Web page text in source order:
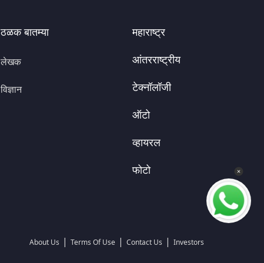
ठळक बातम्या
लेखक
विज्ञान
महाराष्ट्र
आंतरराष्ट्रीय
टेक्नॉलॉजी
ऑटो
व्हायरल
फोटो
About Us | Terms Of Use | Contact Us | Investors